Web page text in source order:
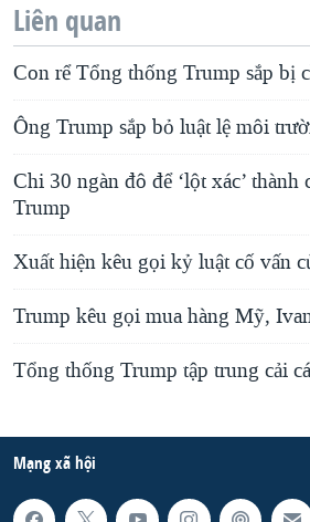
Liên quan
Con rể Tổng thống Trump sắp bị
Ông Trump sắp bỏ luật lệ môi
Chi 30 ngàn đô để ‘lột xác’
Trump
Xuất hiện kêu gọi kỷ luật cố vấn
Trump kêu gọi mua hàng Mỹ,
Tổng thống Trump tập trung cải
Mạng xã hội